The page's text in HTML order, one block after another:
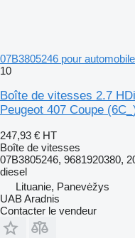
07B3805246 pour
10
Boîte de vitesses 2.7
Peugeot 407 Coupe
247,93 € HT
Boîte de vitesses
07B3805246, 9681920380,
diesel
Lituanie, Panevėžys
UAB Aradnis
Contacter le vendeur